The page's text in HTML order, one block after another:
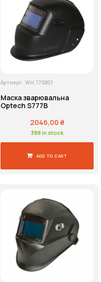
Артикул: WH.77SB01
Маска зварювальна
Optech S777B
2046,00 ₴
388 in stock
ADD TO CART